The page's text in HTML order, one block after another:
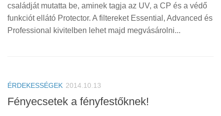
családját mutatta be, aminek tagja az UV, a CP és a védő
funkciót ellátó Protector. A filtereket Essential, Advanced és
Professional kivitelben lehet majd megvásárolni...
ÉRDEKESSÉGEK 2014.10.13
Fényecsetek a fényfestőknek!